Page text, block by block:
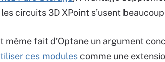
circuits 3D XPoint s’usent
même fait d’Optane un argument
ces modulescomme une